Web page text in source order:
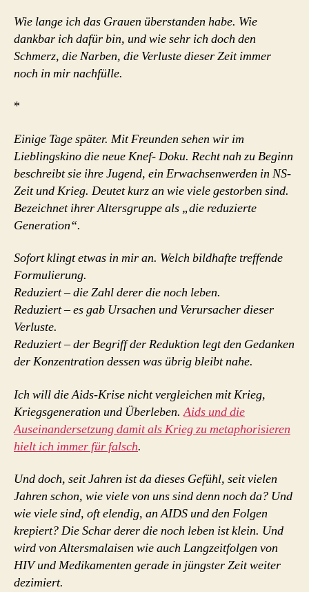
Wie lange ich das Grauen überstanden habe. Wie
dankbar ich dafür bin, und wie sehr ich doch den
Schmerz, die Narben, die Verluste dieser Zeit immer
noch in mir nachfülle.
*
Einige Tage später. Mit Freunden sehen wir im
Lieblingskino die neue Knef- Doku. Recht nah zu Beginn
beschreibt sie ihre Jugend, ein Erwachsenwerden in NS-
Zeit und Krieg. Deutet kurz an wie viele gestorben sind.
Bezeichnet ihrer Altersgruppe als „die reduzierte
Generation“.
Sofort klingt etwas in mir an. Welch bildhafte treffende
Formulierung.
Reduziert – die Zahl derer die noch leben.
Reduziert – es gab Ursachen und Verursacher dieser
Verluste.
Reduziert – der Begriff der Reduktion legt den Gedanken
der Konzentration dessen was übrig bleibt nahe.
Ich will die Aids-Krise nicht vergleichen mit Krieg,
Kriegsgeneration und Überleben.Aids und die
Auseinandersetzung damit als Krieg zu metaphorisieren
hielt ich immer für falsch.
Und doch, seit Jahren ist da dieses Gefühl, seit vielen
Jahren schon, wie viele von uns sind denn noch da? Und
wie viele sind, oft elendig, an AIDS und den Folgen
krepiert? Die Schar derer die noch leben ist klein. Und
wird von Altersmalaisen wie auch Langzeitfolgen von
HIV und Medikamenten gerade in jüngster Zeit weiter
dezimiert.